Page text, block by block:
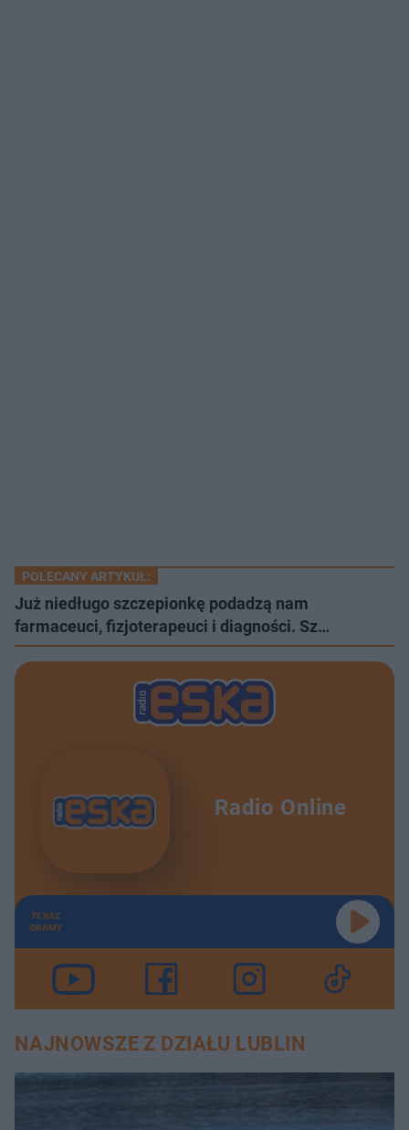
POLECANY ARTYKUŁ:
Już niedługo szczepionkę podadzą nam
farmaceuci, fizjoterapeuci i diagności. Sz…
Radio Online
TERAZ
GRAMY
NAJNOWSZE Z DZIAŁU LUBLIN